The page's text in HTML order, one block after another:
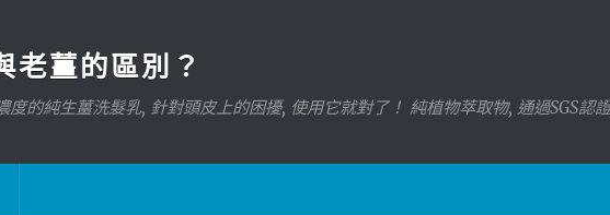
老薑的區別？
度的純生薑洗髮乳, 針對頭皮上的困擾, 使用它就對了！ 純植物萃取物, 通過SGS